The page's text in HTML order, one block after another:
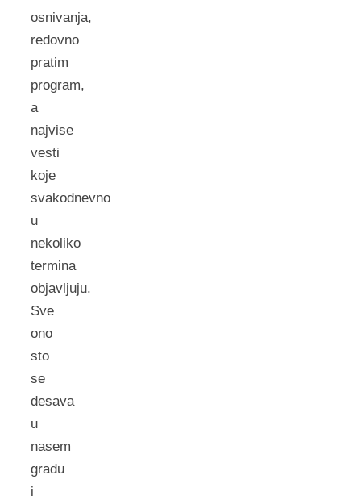
osnivanja,
redovno
pratim
program,
a
najvise
vesti
koje
svakodnevno
u
nekoliko
termina
objavljuju.
Sve
ono
sto
se
desava
u
nasem
gradu
i